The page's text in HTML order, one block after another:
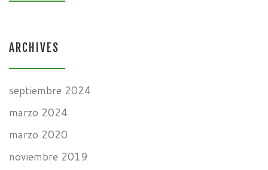
ARCHIVES
septiembre 2024
marzo 2024
marzo 2020
noviembre 2019